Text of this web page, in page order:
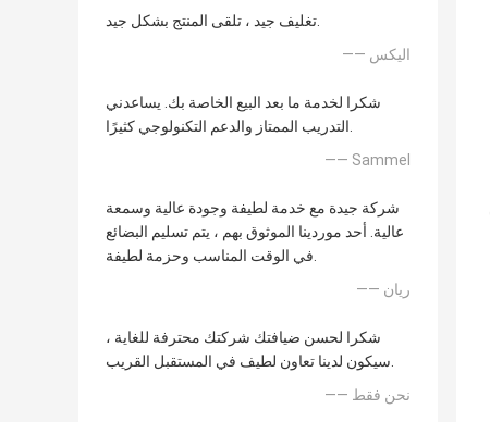
—— اليكس
شكرا لخدمة ما بعد البيع الخاصة بك. يساعدني
—— Sammel
شركة جيدة مع خدمة لطيفة وجودة عالية وسمعة
عالية. أحد موردينا الموثوق بهم ، يتم تسليم البضائع
—— ريان
شكرا لحسن ضيافتك شركتك محترفة للغاية ،
—— نحن فقط